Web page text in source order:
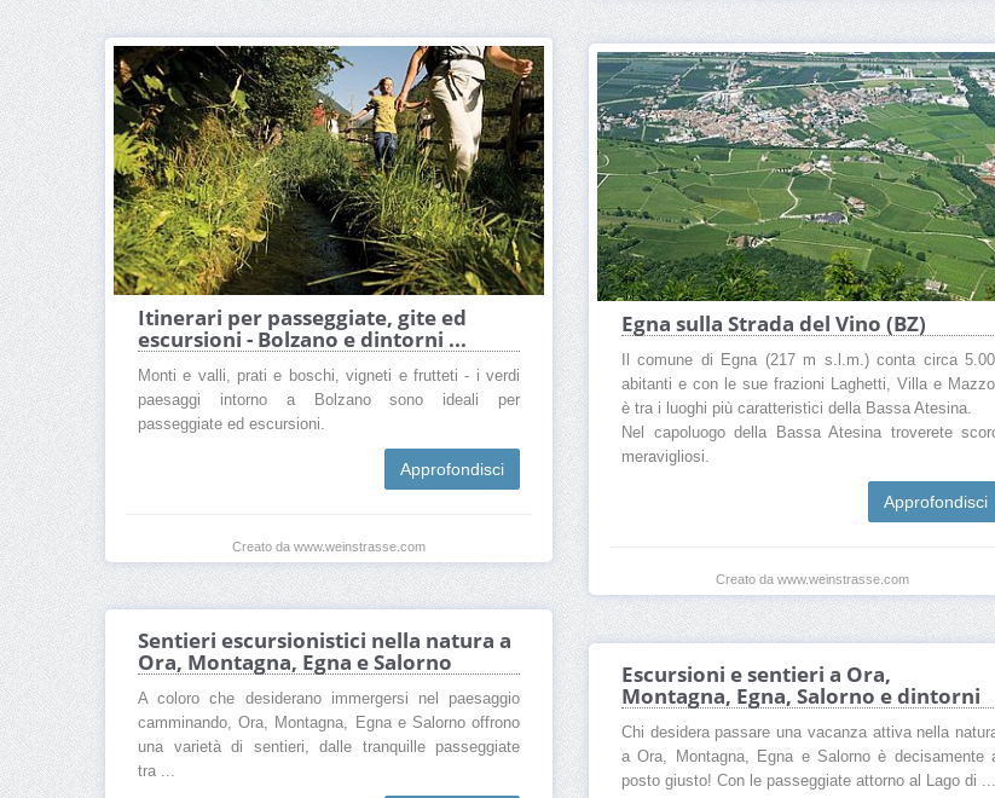
Itinerari per passeggiate, gite ed
escursioni - Bolzano e dintorni ...
Monti e valli, prati e boschi, vigneti e frutteti - i verdi
paesaggi intorno a Bolzano sono ideali per
passeggiate ed escursioni.
Approfondisci
Creato da www.weinstrasse.com
Egna sulla Strada del Vino (BZ)
Il comune di Egna (217 m s.l.m.) conta circa
abitanti e con le sue frazioni Laghetti, Villa e
è tra i luoghi più caratteristici della Bassa Atesina.
Nel capoluogo della Bassa Atesina troverete
meravigliosi.
Approfondisci
Creato da www.weinstrasse.com
Sentieri escursionistici nella natura a
Ora, Montagna, Egna e Salorno
A coloro che desiderano immergersi nel paesaggio
camminando, Ora, Montagna, Egna e Salorno offrono
una varietà di sentieri, dalle tranquille passeggiate
tra ...
Escursioni e sentieri a Ora,
Montagna, Egna, Salorno e dintorni
Chi desidera passare una vacanza attiva nella
a Ora, Montagna, Egna e Salorno è decisamente
posto giusto! Con le passeggiate attorno al Lago di ...